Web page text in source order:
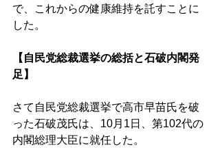
で、これからの健康維持を託すことに
した。
【自民党総裁選挙の総括と石破内閣発
足】
さて自民党総裁選挙で高市早苗氏を破
った石破茂氏は、10月1日、第102代の
内閣総理大臣に就任した。